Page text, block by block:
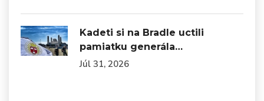
Kadeti si na Bradle uctili
pamiatku generála…
Júl 31, 2026